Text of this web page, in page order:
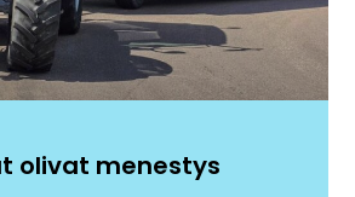
olivat menestys